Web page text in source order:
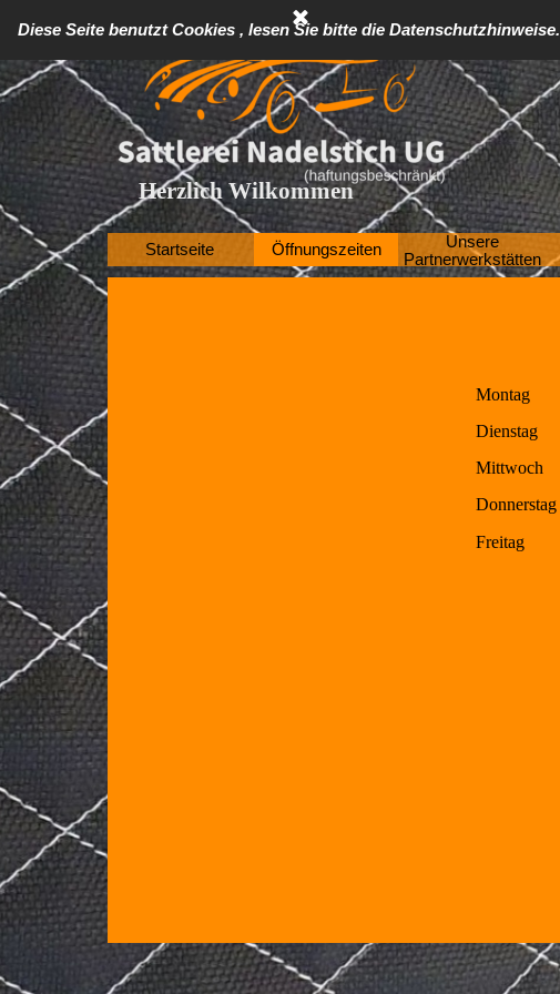
Diese Seite benutzt Cookies , lesen Sie bitte die Datenschutzhinweise.
Herzlich Wilkommen
Startseite Öffnungszeiten
Unsere
Partnerwerkstätten
Montag
Dienstag
Mittwoch
Donnerstag
Freitag